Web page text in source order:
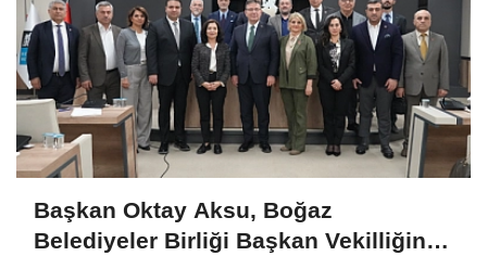
Başkan Oktay Aksu, Boğaz
Belediyeler Birliği Başkan Vekilliğine